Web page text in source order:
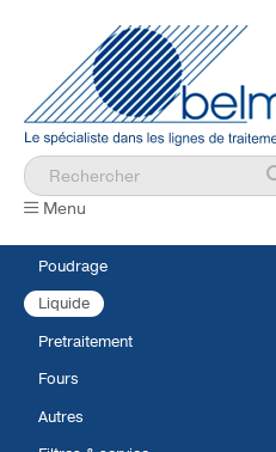
Menu
Poudrage
Liquide
Pretraitement
Fours
Autres